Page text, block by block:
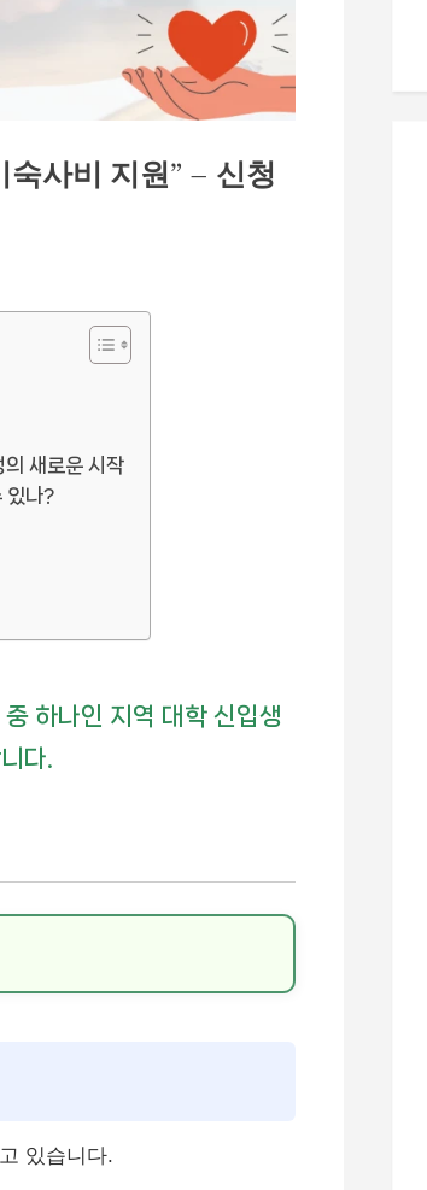
사비 지원” – 신청
의 새로운 시작
있나?
하나인 지역 대학 신입생
다.
있습니다.